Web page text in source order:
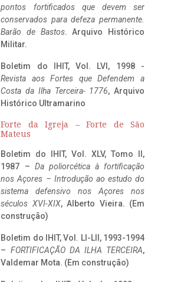
pontos fortificados que devem ser
conservados para defeza permanente.
Barão de Bastos. Arquivo Histórico
Militar.
Boletim do IHIT, Vol. LVI, 1998 -
Revista aos Fortes que Defendem a
Costa da Ilha Terceira- 1776, Arquivo
Histórico Ultramarino
Forte da Igreja – Forte de São
Mateus
Boletim do IHIT, Vol. XLV, Tomo II,
1987 – Da poliorcética à fortificação
nos Açores – Introdução ao estudo do
sistema defensivo nos Açores nos
séculos XVI-XIX, Alberto Vieira. (Em
construção)
Boletim do IHIT, Vol. LI-LII, 1993-1994
– FORTIFICAÇÃO DA ILHA TERCEIRA,
Valdemar Mota. (Em construção)